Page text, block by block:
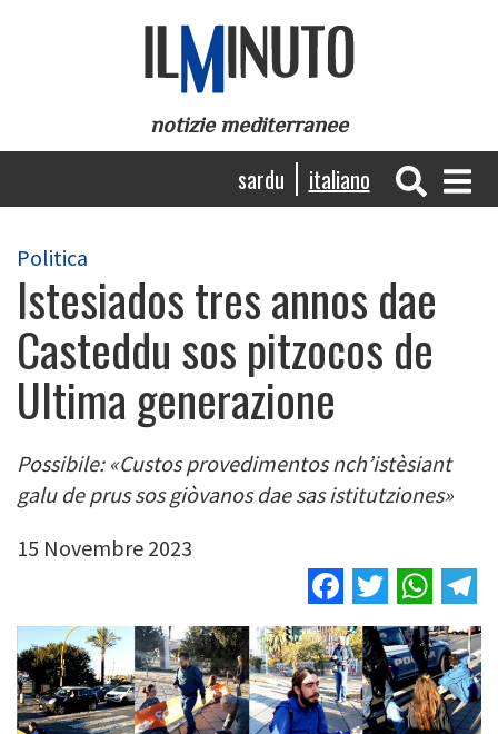
notizie mediterranee
Navigazione
principale
sardu italiano
Politica
Istesiados tres annos dae
Casteddu sos pitzocos de
Ultima generazione
Possibile: «Custos provedimentos nch’istèsiant
galu de prus sos giòvanos dae sas istitutziones»
15 Novembre 2023
Facebook
Twitter